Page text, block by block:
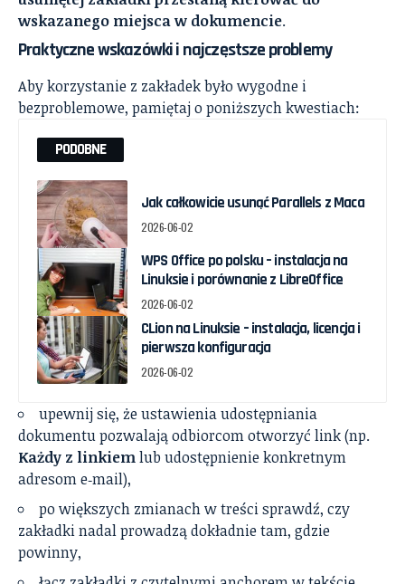
wskazanego miejsca w dokumencie.
Praktyczne wskazówki i najczęstsze problemy
Aby korzystanie z zakładek było wygodne i
bezproblemowe, pamiętaj o poniższych kwestiach:
PODOBNE
Jak całkowicie usunąć Parallels z Maca
2026-06-02
WPS Office po polsku – instalacja na
Linuksie i porównanie z LibreOffice
2026-06-02
CLion na Linuksie – instalacja, licencja i
pierwsza konfiguracja
2026-06-02
upewnij się, że ustawienia udostępniania
dokumentu pozwalają odbiorcom otworzyć link (np.
Każdy z linkiemlub udostępnienie konkretnym
adresom e‑mail),
po większych zmianach w treści sprawdź, czy
zakładki nadal prowadzą dokładnie tam, gdzie
powinny,